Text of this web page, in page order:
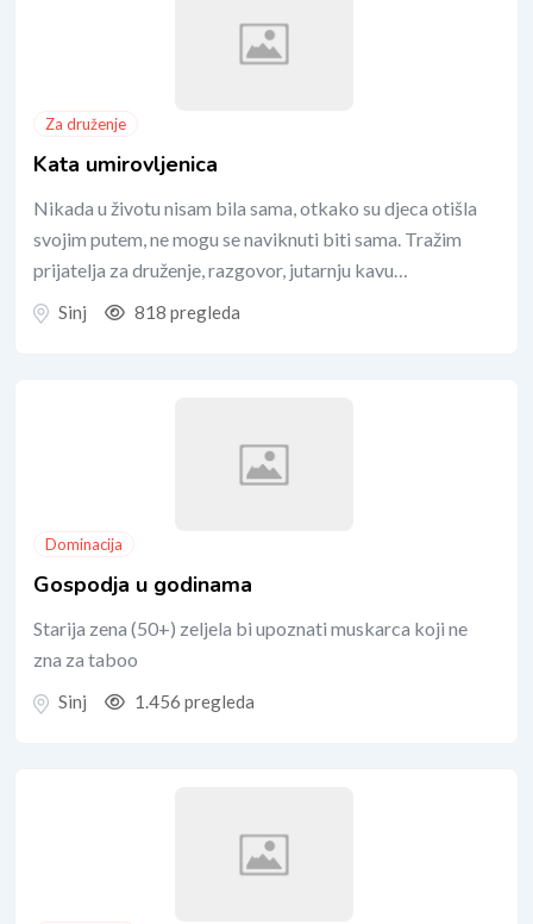
Za druženje
Kata umirovljenica
Nikada u životu nisam bila sama, otkako su djeca otišla
svojim putem, ne mogu se naviknuti biti sama. Tražim
prijatelja za druženje, razgovor, jutarnju kavu…
Sinj 818 pregleda
Dominacija
Gospodja u godinama
Starija zena (50+) zeljela bi upoznati muskarca koji ne
zna za taboo
Sinj 1.456 pregleda